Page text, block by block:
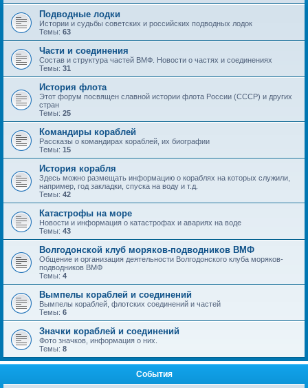
Подводные лодки
Истории и судьбы советских и российских подводных лодок
Темы: 63
Части и соединения
Состав и структура частей ВМФ. Новости о частях и соединениях
Темы: 31
История флота
Этот форум посвящен славной истории флота России (СССР) и других
стран
Темы: 25
Командиры кораблей
Рассказы о командирах кораблей, их биографии
Темы: 15
История корабля
Здесь можно размещать информацию о кораблях на которых служили,
например, год закладки, спуска на воду и т.д.
Темы: 42
Катастрофы на море
Новости и информация о катастрофах и авариях на воде
Темы: 43
Волгодонской клуб моряков-подводников ВМФ
Общение и организация деятельности Волгодонского клуба моряков-
подводников ВМФ
Темы: 4
Вымпелы кораблей и соединений
Вымпелы кораблей, флотских соединений и частей
Темы: 6
Значки кораблей и соединений
Фото значков, информация о них.
Темы: 8
События